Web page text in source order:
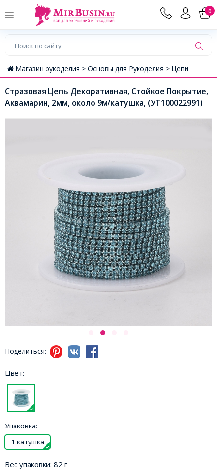
0
Магазин рукоделия > Основы для Рукоделия > Цепи
Стразовая Цепь Декоративная, Стойкое Покрытие,
Аквамарин, 2мм, около 9м/катушка, (УТ100022991)
Поделиться:
Цвет:
Упаковка:
1 катушка
Вес упаковки: 82 г